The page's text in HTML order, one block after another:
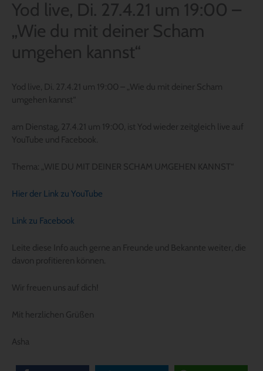
Yod live, Di. 27.4.21 um 19:00 –
„Wie du mit deiner Scham
umgehen kannst“
Yod live, Di. 27.4.21 um 19:00 – „Wie du mit deiner Scham
umgehen kannst“
am Dienstag, 27.4.21 um 19:00, ist Yod wieder zeitgleich live auf
YouTube und Facebook.
Thema: „WIE DU MIT DEINER SCHAM UMGEHEN KANNST“
Hier der Link zu YouTube
Link zu Facebook
Leite diese Info auch gerne an Freunde und Bekannte weiter, die
davon profitieren können.
Wir freuen uns auf dich!
Mit herzlichen Grüßen
Asha